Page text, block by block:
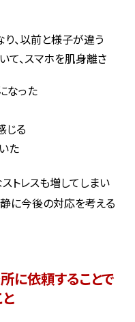
、以前と様子が違う
て、スマホを肌身離さ
なった
じる
た
トレスも増してしまい
静に今後の対応を考える
に依頼することで